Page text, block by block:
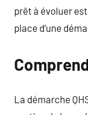
prêt à évoluer
place d’une
La démarche